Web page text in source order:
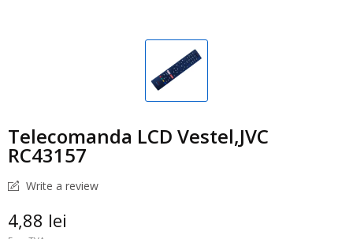
Telecomanda LCD Vestel,JVC
RC43157
Write a review
4,88 lei